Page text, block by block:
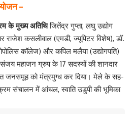
–
के मुख्य अतिथिजितेंद्र गुप्ता, लघु उद्योग
कसलीवाल (एमडी, ज्यूपिटर विशेष), डॉ.
कॉलेज) और कपिल मलैया (उद्योगपति)
महाजन ग्रुप के 17 सदस्यों की शानदार
जनसमूह को मंत्रमुग्ध कर दिया। मेले के सह-
संचालन में आंचल, स्वाति उडुपी की भूमिका